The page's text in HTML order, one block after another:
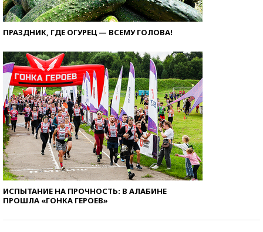
ПРАЗДНИК, ГДЕ ОГУРЕЦ — ВСЕМУ ГОЛОВА!
ИСПЫТАНИЕ НА ПРОЧНОСТЬ: В АЛАБИНЕ
ПРОШЛА «ГОНКА ГЕРОЕВ»